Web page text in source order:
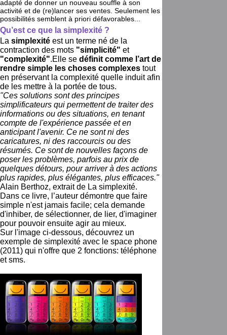
adapté de donner un nouveau souffle à son
activité et de (re)lancer ses ventes. Seulement les
possibilités semblent à priori défavorables...
Qu’est ce que la simplexité ?
La simplexité est un terme né de la
contraction des mots "simplicité" et
"complexité".Elle se définit comme l’art de
rendre simple les choses complexes tout
en préservant la complexité quelle induit afin
de les mettre à la portée de tous.
"Ces solutions sont des principes
simplificateurs qui permettent de traiter des
informations ou des situations, en tenant
compte de l'expérience passée et en
anticipant l'avenir. Ce ne sont ni des
caricatures, ni des raccourcis ou des
résumés. Ce sont de nouvelles façons de
poser les problèmes, parfois au prix de
quelques détours, pour arriver à des actions
plus rapides, plus élégantes, plus efficaces."
Alain Berthoz, extrait de La simplexité.
Dans ce livre, l’auteur démontre que faire
simple n'est jamais facile; cela demande
d'inhiber, de sélectionner, de lier, d'imaginer
pour pouvoir ensuite agir au mieux.
Sur l'image ci-dessous, découvrez un
exemple de simplexité avec le space phone
(2011) qui n'offre que 2 fonctions: téléphone
et sms.